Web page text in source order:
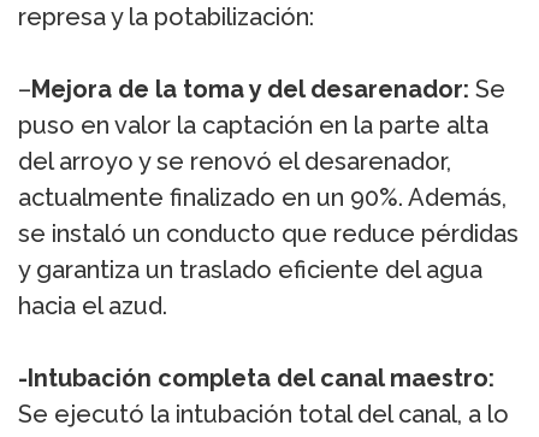
represa y la potabilización:
–Mejora de la toma y del desarenador: Se
puso en valor la captación en la parte alta
del arroyo y se renovó el desarenador,
actualmente finalizado en un 90%. Además,
se instaló un conducto que reduce pérdidas
y garantiza un traslado eficiente del agua
hacia el azud.
-Intubación completa del canal maestro:
Se ejecutó la intubación total del canal, a lo